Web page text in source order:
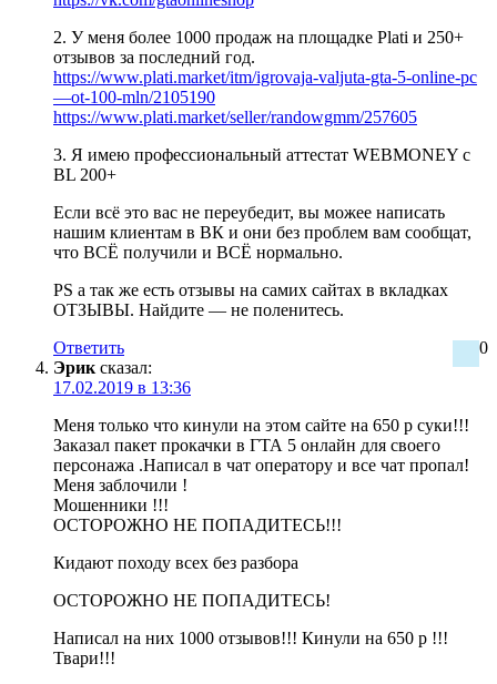
2. У меня более 1000 продаж на площадке Plati и 250+
отзывов за последний год.
https://www.plati.market/itm/igrovaja-valjuta-gta-5-online-pc
—ot-100-mln/2105190
https://www.plati.market/seller/randowgmm/257605
3. Я имею профессиональный аттестат WEBMONEY c
BL 200+
Если всё это вас не переубедит, вы можее написать
нашим клиентам в ВК и они без проблем вам сообщат,
что ВСЁ получили и ВСЁ нормально.
PS а так же есть отзывы на самих сайтах в вкладках
ОТЗЫВЫ. Найдите — не поленитесь.
0
Ответить
Эрик сказал:
17.02.2019 в 13:36
Меня только что кинули на этом сайте на 650 р суки!!!
Заказал пакет прокачки в ГТА 5 онлайн для своего
персонажа .Написал в чат оператору и все чат пропал!
Меня заблочили !
Мошенники !!!
ОСТОРОЖНО НЕ ПОПАДИТЕСЬ!!!
Кидают походу всех без разбора
ОСТОРОЖНО НЕ ПОПАДИТЕСЬ!
Написал на них 1000 отзывов!!! Кинули на 650 р !!!
Твари!!!